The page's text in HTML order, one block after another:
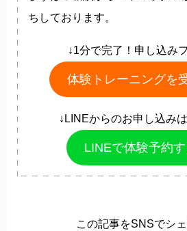
ちしております。
↓1分で完了！申し込み
体験トレーニングを
↓LINEからのお申し込み
LINEで体験予約
この記事をSNSでシ